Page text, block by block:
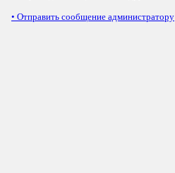
• Отправить сообщение администратору